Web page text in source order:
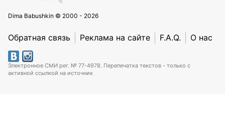
Dima Babushkin © 2000 - 2026
Обратная связь Реклама на сайте F.A.Q. О нас
Электронное СМИ рег. № 77-4978. Перепечатка текстов - только с
активной ссылкой на источник